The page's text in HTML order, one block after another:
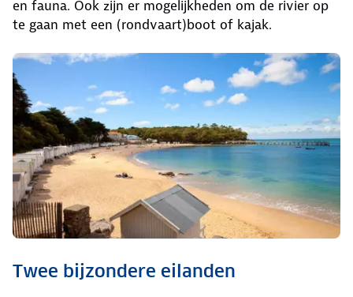
en fauna. Ook zijn er mogelijkheden om de rivier op
te gaan met een (rondvaart)boot of kajak.
Twee bijzondere eilanden